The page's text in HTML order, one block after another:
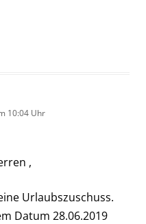
10:04 Uhr
,
Urlaubszuschuss.
Datum 28.06.2019